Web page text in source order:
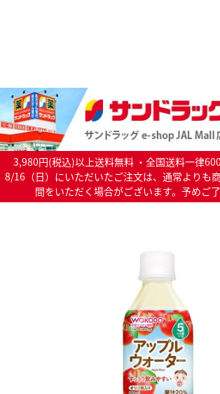
3,980円(税込)以上送料無料 ・全国送料一律
8/16（日）にいただいたご注文は、通常よりも
間をいただく場合がございます。予めご了